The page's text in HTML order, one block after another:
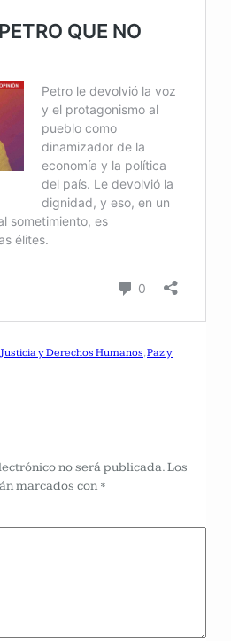
Justicia y Derechos Humanos, Paz y
no será publicada.Los
marcados con *